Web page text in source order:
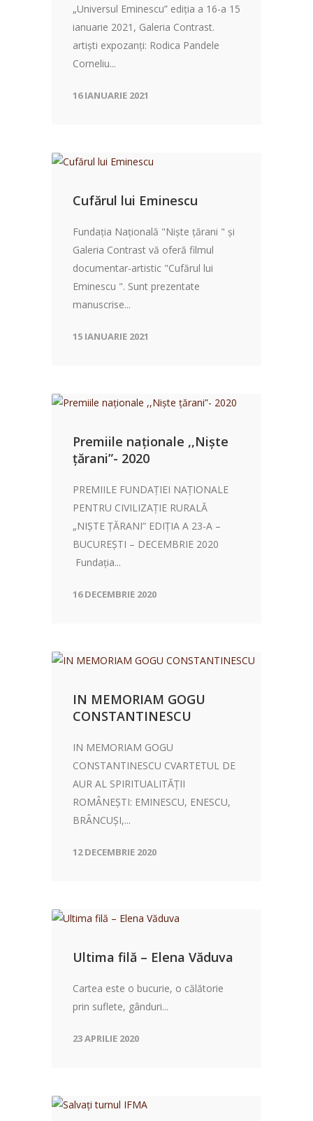
„Universul Eminescu” ediția a 16-a 15
ianuarie 2021, Galeria Contrast.
artiști expozanți: Rodica Pandele
Corneliu...
16 IANUARIE 2021
Cufărul lui Eminescu
Fundația Națională "Niște țărani " și
Galeria Contrast vă oferă filmul
documentar-artistic "Cufărul lui
Eminescu ". Sunt prezentate
manuscrise...
15 IANUARIE 2021
Premiile naționale ,,Niște
țărani”- 2020
PREMIILE FUNDAȚIEI NAȚIONALE
PENTRU CIVILIZAȚIE RURALĂ
„NIȘTE ȚĂRANI” EDIȚIA A 23-A –
BUCUREȘTI – DECEMBRIE 2020
Fundația...
16 DECEMBRIE 2020
IN MEMORIAM GOGU
CONSTANTINESCU
IN MEMORIAM GOGU
CONSTANTINESCU CVARTETUL DE
AUR AL SPIRITUALITĂȚII
ROMÂNEȘTI: EMINESCU, ENESCU,
BRÂNCUȘI,...
12 DECEMBRIE 2020
Ultima filă – Elena Văduva
Cartea este o bucurie, o călătorie
prin suflete, gânduri...
23 APRILIE 2020